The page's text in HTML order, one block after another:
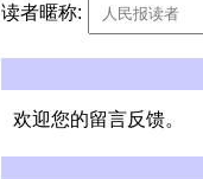
读者暱称:
欢迎您的留言反馈。